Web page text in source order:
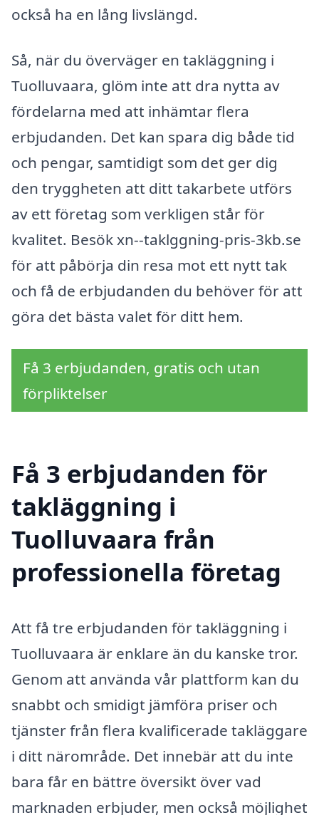
också ha en lång livslängd.
Så, när du överväger en takläggning i
Tuolluvaara, glöm inte att dra nytta av
fördelarna med att inhämtar flera
erbjudanden. Det kan spara dig både tid
och pengar, samtidigt som det ger dig
den tryggheten att ditt takarbete utförs
av ett företag som verkligen står för
kvalitet. Besök xn--taklggning-pris-3kb.se
för att påbörja din resa mot ett nytt tak
och få de erbjudanden du behöver för att
göra det bästa valet för ditt hem.
Få 3 erbjudanden, gratis och utan
förpliktelser
Få 3 erbjudanden för
takläggning i
Tuolluvaara från
professionella företag
Att få tre erbjudanden för takläggning i
Tuolluvaara är enklare än du kanske tror.
Genom att använda vår plattform kan du
snabbt och smidigt jämföra priser och
tjänster från flera kvalificerade takläggare
i ditt närområde. Det innebär att du inte
bara får en bättre översikt över vad
marknaden erbjuder, men också möjlighet